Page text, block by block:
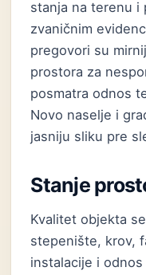
stanja na terenu i
zvaničnim
pregovori su
prostora za
posmatra odnos
Novo naselje i
jasniju sliku pre
Stanje
Kvalitet objekta
stepenište, krov,
instalacije i